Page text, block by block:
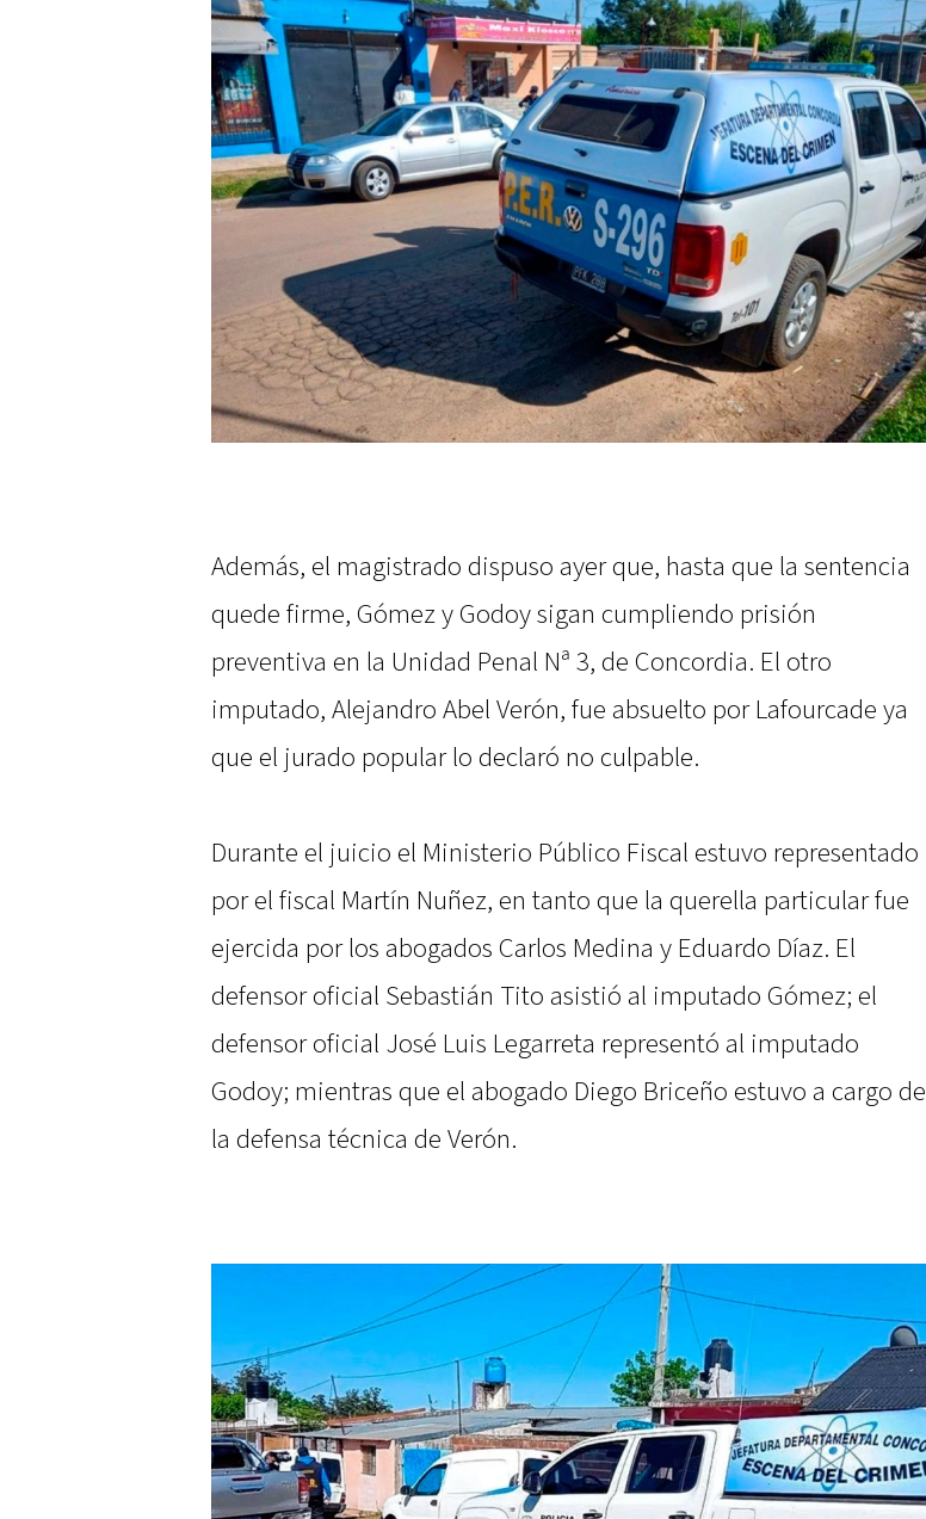
Además, el magistrado dispuso ayer que, hasta que la sentencia
quede firme, Gómez y Godoy sigan cumpliendo prisión
preventiva en la Unidad Penal Nª 3, de Concordia. El otro
imputado, Alejandro Abel Verón, fue absuelto por Lafourcade ya
que el jurado popular lo declaró no culpable.
Durante el juicio el Ministerio Público Fiscal estuvo representado
por el fiscal Martín Nuñez, en tanto que la querella particular fue
ejercida por los abogados Carlos Medina y Eduardo Díaz. El
defensor oficial Sebastián Tito asistió al imputado Gómez; el
defensor oficial José Luis Legarreta representó al imputado
Godoy; mientras que el abogado Diego Briceño estuvo a cargo de
la defensa técnica de Verón.